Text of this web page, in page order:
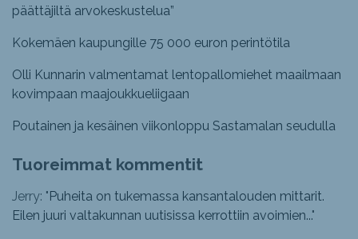
päättäjiltä arvokeskustelua”
Kokemäen kaupungille 75 000 euron perintötila
Olli Kunnarin valmentamat lentopallomiehet maailmaan
kovimpaan maajoukkueliigaan
Poutainen ja kesäinen viikonloppu Sastamalan seudulla
Tuoreimmat kommentit
Jerry: "Puheita on tukemassa kansantalouden mittarit.
Eilen juuri valtakunnan uutisissa kerrottiin avoimien..."